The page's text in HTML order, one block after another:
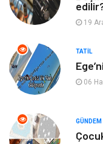
Bebek Giyim
Markalar
Tarih
19
TATIL
06
GÜNDEM